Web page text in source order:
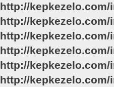
http://
http://
http://
http://
http://
http://kepkezelo.com/